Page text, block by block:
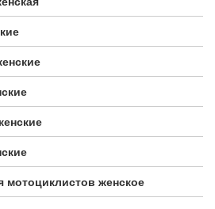
мотоциклистов женское